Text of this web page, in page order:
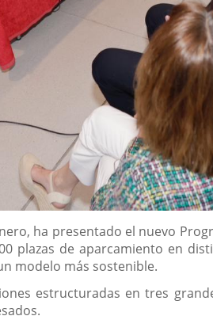
ha presentado el nuevo
plazas de aparcamiento en
modelo más sostenible.
estructuradas en tres